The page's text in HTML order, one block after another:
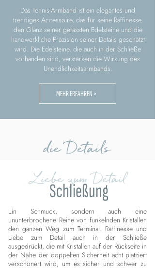
Das Tennis-Armband ist ein elegantes und
trendiges Accessoire, das für seine Raffinesse,
den Glanz seiner gefassten Edelsteine und die
handwerkliche Präzision seiner Details geschätzt
wird. Die Edelsteine, die auch in der Schließe
vorhanden sind, verstärken die Wirkung des
Unendlichkeitsarmbands.
MEHR ERFAHREN >
die Details
Liebe zum Detail
Schließung
Ein Schmuck, sondern auch eine
ununterbrochene Reihe von funkelnden Kristallen
den ganzen Weg zum Terminal. Raffinesse und
Liebe zum Detail auch in der Schließe
ausgedrückt, die mit Kristallen auf der Rückseite in
der Nähe der doppelten Sicherheit acht platziert
verschönert wird, um es sicher und schwer zu